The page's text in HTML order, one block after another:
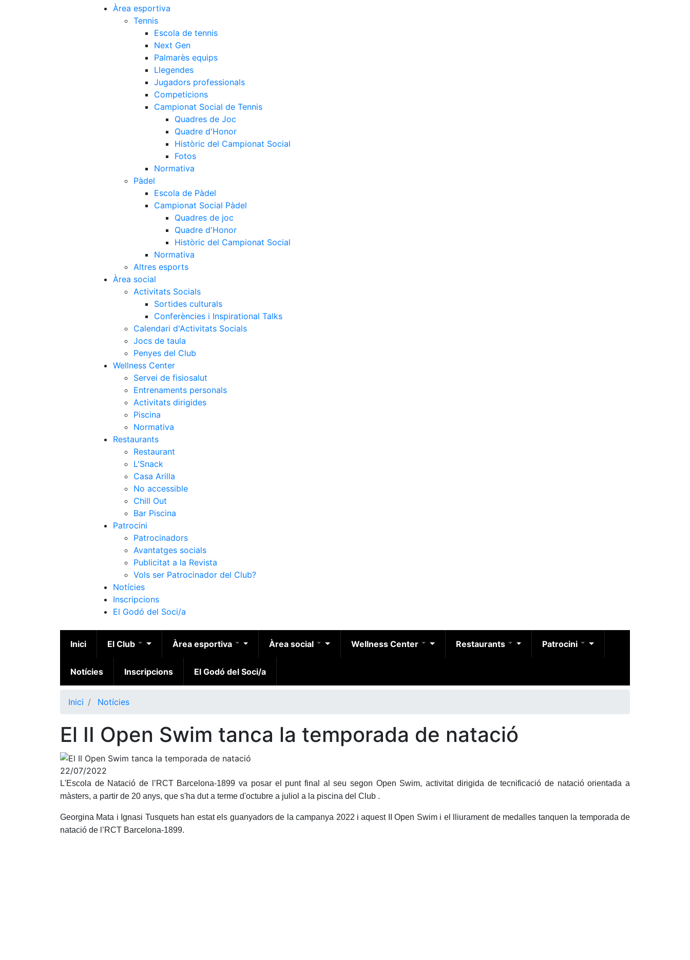
Àrea esportiva
Tennis
Escola de tennis
Next Gen
Palmarès equips
Llegendes
Jugadors professionals
Competicions
Campionat Social de Tennis
Quadres de Joc
Quadre d'Honor
Històric del Campionat Social
Fotos
Normativa
Pàdel
Escola de Pàdel
Campionat Social Pàdel
Quadres de joc
Quadre d'Honor
Històric del Campionat Social
Normativa
Altres esports
Àrea social
Activitats Socials
Sortides culturals
Conferències i Inspirational Talks
Calendari d'Activitats Socials
Jocs de taula
Penyes del Club
Wellness Center
Servei de fisiosalut
Entrenaments personals
Activitats dirigides
Piscina
Normativa
Restaurants
Restaurant
L'Snack
Casa Arilla
No accessible
Chill Out
Bar Piscina
Patrocini
Patrocinadors
Avantatges socials
Publicitat a la Revista
Vols ser Patrocinador del Club?
Notícies
Inscripcions
El Godó del Soci/a
Inici El Club Àrea esportiva Àrea social Wellness Center Restaurants Patrocini
Notícies Inscripcions El Godó del Soci/a
Inici Notícies
El II Open Swim tanca la temporada de natació
22/07/2022
L'Escola de Natació de l’RCT Barcelona-1899 va posar el punt final al seu segon Open Swim, activitat dirigida de tecnificació de natació orientada a
màsters, a partir de 20 anys, que s'ha dut a terme d'octubre a juliol a la piscina del Club .
Georgina Mata i Ignasi Tusquets han estat els guanyadors de la campanya 2022 i aquest II Open Swim i el lliurament de medalles tanquen la temporada de
natació de l’RCT Barcelona-1899.